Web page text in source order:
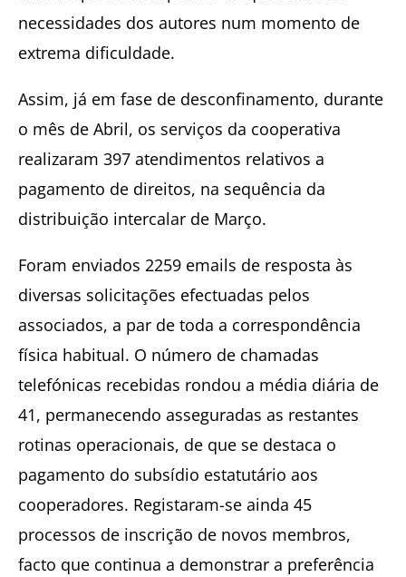
necessidades dos autores num momento de
extrema dificuldade.
Assim, já em fase de desconfinamento, durante
o mês de Abril, os serviços da cooperativa
realizaram 397 atendimentos relativos a
pagamento de direitos, na sequência da
distribuição intercalar de Março.
Foram enviados 2259 emails de resposta às
diversas solicitações efectuadas pelos
associados, a par de toda a correspondência
física habitual. O número de chamadas
telefónicas recebidas rondou a média diária de
41, permanecendo asseguradas as restantes
rotinas operacionais, de que se destaca o
pagamento do subsídio estatutário aos
cooperadores. Registaram-se ainda 45
processos de inscrição de novos membros,
facto que continua a demonstrar a preferência